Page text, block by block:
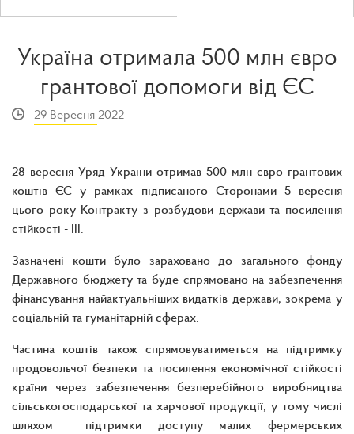
Україна отримала 500 млн євро
грантової допомоги від ЄС
29 Вересня 2022
28 вересня Уряд України отримав 500 млн євро грантових
коштів ЄС у рамках підписаного Сторонами 5 вересня
цього року Контракту з розбудови держави та посилення
стійкості - ІІІ.
Зазначені кошти було зараховано до загального фонду
Державного бюджету та буде спрямовано на забезпечення
фінансування найактуальніших видатків держави, зокрема у
соціальній та гуманітарній сферах.
Частина коштів також спрямовуватиметься на підтримку
продовольчої безпеки та посилення економічної стійкості
країни через забезпечення безперебійного виробництва
сільськогосподарської та харчової продукції, у тому числі
шляхом підтримки доступу малих фермерських